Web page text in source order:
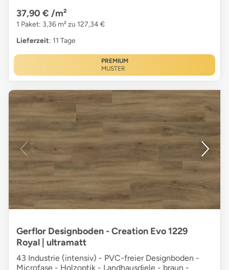
37,90 € /m²
1 Paket: 3,36 m² zu 127,34 €
Lieferzeit: 11 Tage
PREMIUM
MUSTER
Gerflor Designboden - Creation Evo 1229
Royal | ultramatt
43 Industrie (intensiv) - PVC-freier Designboden -
Microfase - Holzoptik - Landhausdiele - braun -